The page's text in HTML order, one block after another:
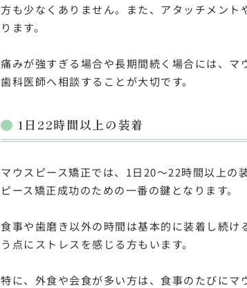
方も少なくありません。また、アタッチメン
ります。
痛みが強すぎる場合や長期間続く場合には、
歯科医師へ相談することが大切です。
1日22時間以上の装着
マウスピース矯正では、1日20〜22時間以上の
ピース矯正成功のための一番の鍵となります。
食事や歯磨き以外の時間は基本的に装着し続
う点にストレスを感じる方もいます。
特に、外食や会食が多い方は、食事のたびに